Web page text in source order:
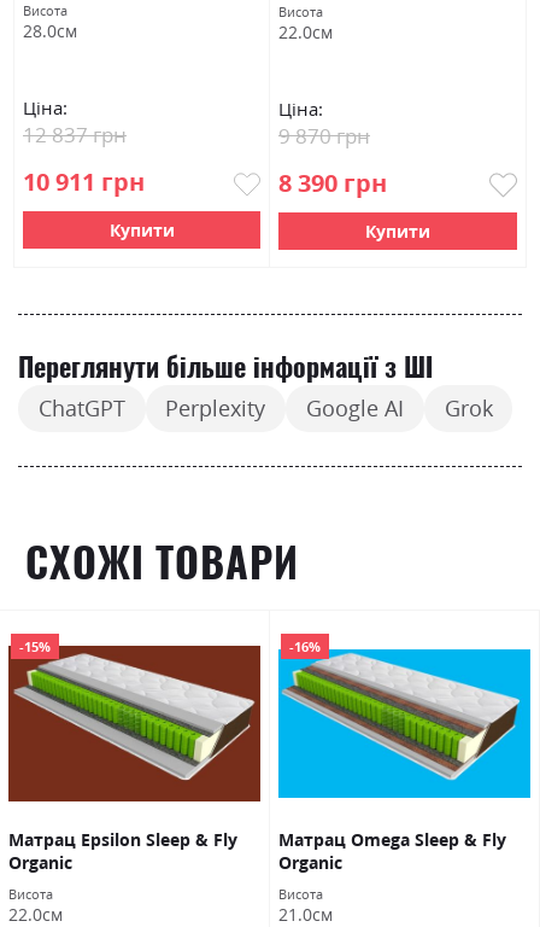
Висота
28.0см
Ціна:
10 911 грн
12 837 грн
Купити
Висота
22.0см
Ціна:
8 390 грн
9 870 грн
Купити
Переглянути більше інформації з ШІ
ChatGPT Perplexity Google AI Grok
СХОЖІ ТОВАРИ
-15%
Матрац Epsilon Sleep & Fly
Organic
Висота
22.0см
-16%
Матрац Omega Sleep & Fly
Organic
Висота
21.0см